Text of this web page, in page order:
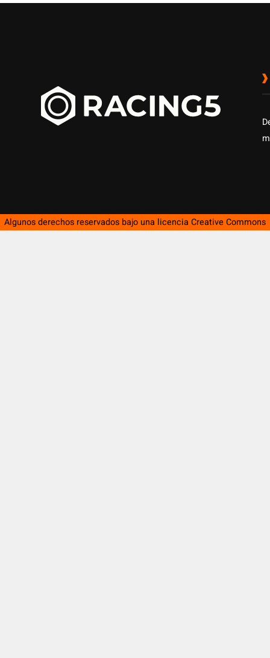
Algunos derechos reservados bajo una licencia Creative Commons